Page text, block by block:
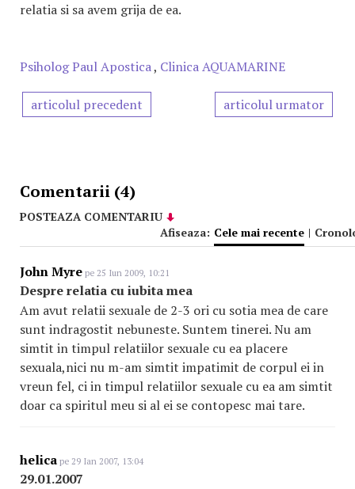
relatia si sa avem grija de ea.
Psiholog Paul Apostica, Clinica AQUAMARINE
articolul precedent articolul urmator
Comentarii (4)
POSTEAZA COMENTARIU
Afiseaza: Cele mai recente |
John Myre pe 25 Iun 2009, 10:21
Despre relatia cu iubita mea
Am avut relatii sexuale de 2-3 ori cu sotia mea de care
sunt indragostit nebuneste. Suntem tinerei. Nu am
simtit in timpul relatiilor sexuale cu ea placere
sexuala,nici nu m-am simtit impatimit de corpul ei in
vreun fel, ci in timpul relatiilor sexuale cu ea am simtit
doar ca spiritul meu si al ei se contopesc mai tare.
helica pe 29 Ian 2007, 13:04
29.01.2007